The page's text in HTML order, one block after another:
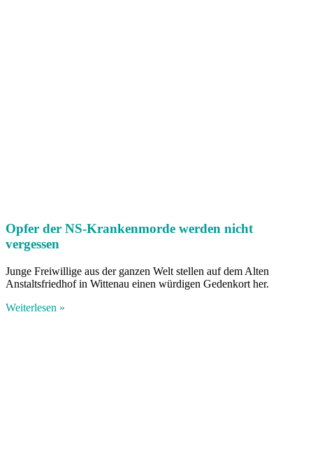
Opfer der NS-Krankenmorde werden nicht
vergessen
Junge Freiwillige aus der ganzen Welt stellen auf dem Alten
Anstaltsfriedhof in Wittenau einen würdigen Gedenkort her.
Weiterlesen »